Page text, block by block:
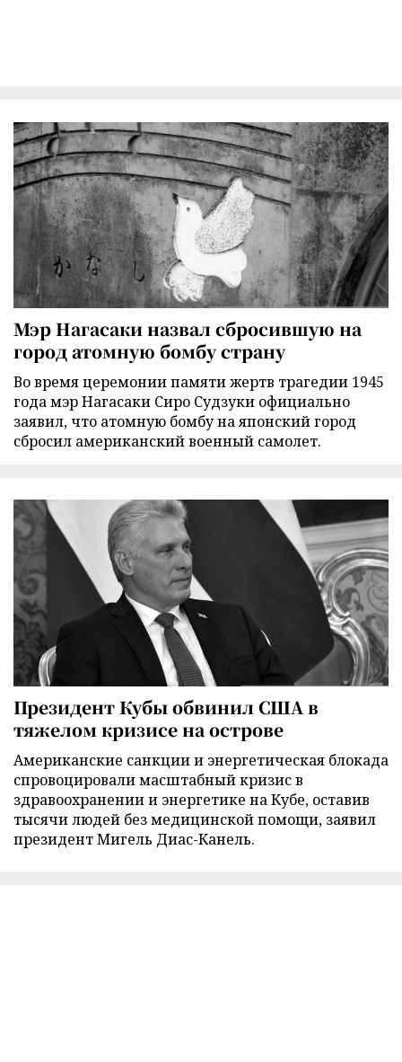
Мэр Нагасаки назвал сбросившую на
город атомную бомбу страну
Во время церемонии памяти жертв трагедии 1945
года мэр Нагасаки Сиро Судзуки официально
заявил, что атомную бомбу на японский город
сбросил американский военный самолет.
Президент Кубы обвинил США в
тяжелом кризисе на острове
Американские санкции и энергетическая блокада
спровоцировали масштабный кризис в
здравоохранении и энергетике на Кубе, оставив
тысячи людей без медицинской помощи, заявил
президент Мигель Диас-Канель.